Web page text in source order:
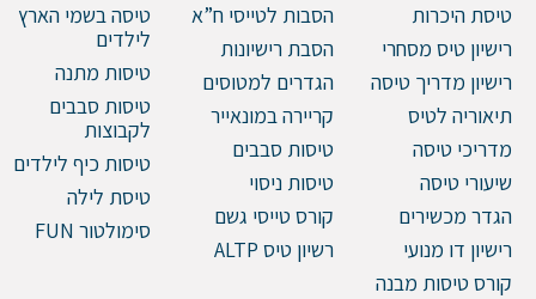
טיסת היכרות
רישיון טיס מסחרי
רישיון מדריך טיסה
תיאוריה לטיס
מדריכי טיסה
שיעורי טיסה
הגדר מכשירים
רישיון דו מנועי
קורס טיסות מבנה
הסבות לטייסי ח”א
הסבת רישיונות
הגדרים למטוסים
קריירה במונאייר
טיסות סבבים
טיסות ניסוי
קורס טייסי גשם
רשיון טיס ALTP
טיסה בשמי הארץ
לילדים
טיסות מתנה
טיסות סבבים
לקבוצות
טיסות כיף לילדים
טיסת לילה
סימולטור FUN